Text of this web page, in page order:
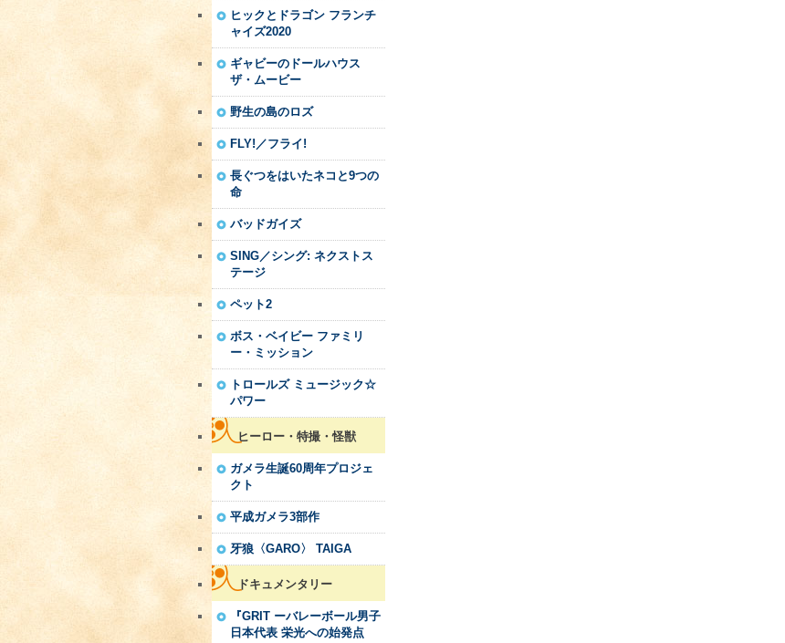
ヒックとドラゴン フランチ
ャイズ2020
ギャビーのドールハウス
ザ・ムービー
野生の島のロズ
FLY!／フライ!
長ぐつをはいたネコと9つの
命
バッドガイズ
SING／シング: ネクストス
テージ
ペット2
ボス・ベイビー ファミリ
ー・ミッション
トロールズ ミュージック☆
パワー
ヒーロー・特撮・怪獣
ガメラ生誕60周年プロジェ
クト
平成ガメラ3部作
牙狼〈GARO〉 TAIGA
ドキュメンタリー
『GRIT ーバレーボール男子
日本代表 栄光への始発点